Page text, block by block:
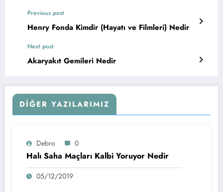
Previous post
Henry Fonda Kimdir (Hayatı ve Filmleri) Nedir
Next post
Akaryakıt Gemileri Nedir
DIĞER YAZILARIMIZ
Debro 0
Halı Saha Maçları Kalbi Yoruyor Nedir
05/12/2019